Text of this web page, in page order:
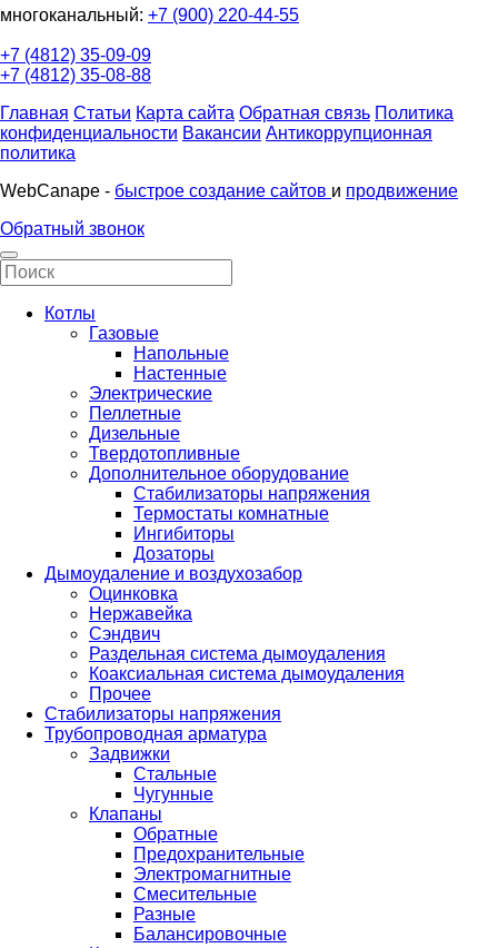
многоканальный: +7 (900) 220-44-55
+7 (4812) 35-09-09
+7 (4812) 35-08-88
Главная Статьи Карта сайта Обратная связь Политика
конфиденциальности Вакансии Антикоррупционная
политика
WebCanape - быстрое создание сайтов и продвижение
Обратный звонок
Котлы
Газовые
Напольные
Настенные
Электрические
Пеллетные
Дизельные
Твердотопливные
Дополнительное оборудование
Стабилизаторы напряжения
Термостаты комнатные
Ингибиторы
Дозаторы
Дымоудаление и воздухозабор
Оцинковка
Нержавейка
Сэндвич
Раздельная система дымоудаления
Коаксиальная система дымоудаления
Прочее
Стабилизаторы напряжения
Трубопроводная арматура
Задвижки
Стальные
Чугунные
Клапаны
Обратные
Предохранительные
Электромагнитные
Смесительные
Разные
Балансировочные